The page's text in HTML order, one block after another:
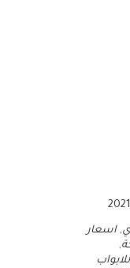
,اسعار
,